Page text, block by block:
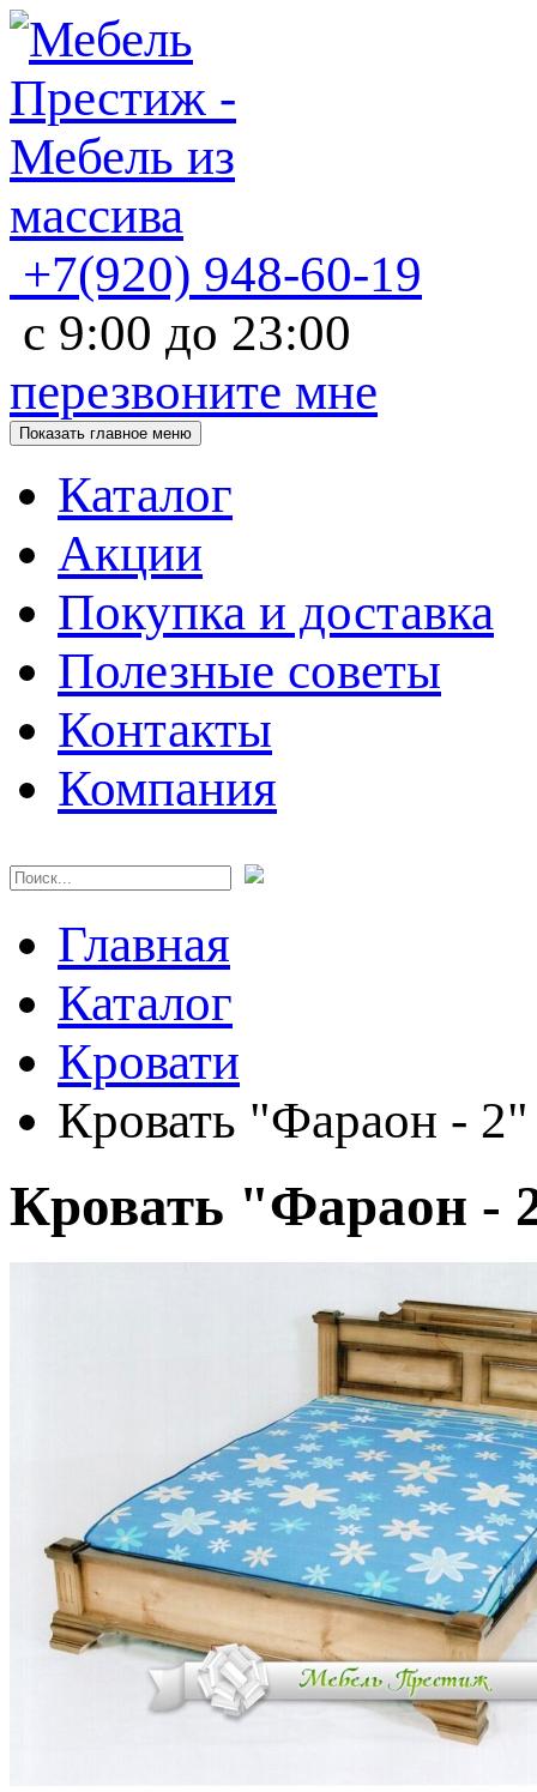
+7(920) 948-60-19
с 9:00 до 23:00
перезвоните мне
Показать главное меню
Каталог
Акции
Покупка и доставка
Полезные советы
Контакты
Компания
Главная
Каталог
Кровати
Кровать "Фараон - 2"
Кровать "Фараон -